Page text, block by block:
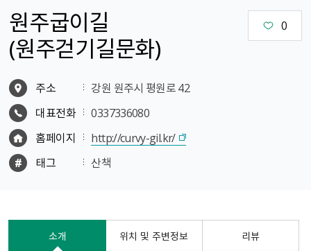
원주굽이길
（원주걷기길문화）
0
주소
강원 원주시 평원로 42
대표전화
0337336080
홈페이지
http://curvy-gil.kr/
태그
산책
소개 위치 및 주변정보 리뷰